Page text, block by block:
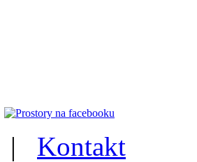
| Kontakt